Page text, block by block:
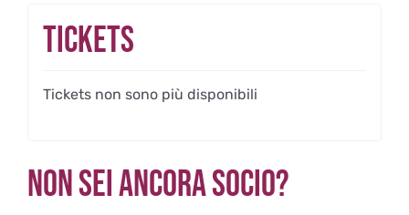
Tickets
Tickets non sono più disponibili
Non sei ancora Socio?